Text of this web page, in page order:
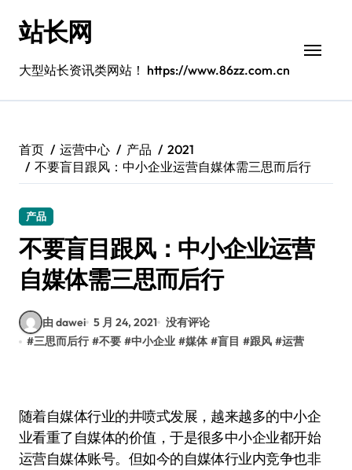
站长网
大型站长资讯类网站！ https://www.86zz.com.cn
首页 运营中心 产品
2021
不要盲目跟风：中小企业运营自媒体需三思而后行
产品
不要盲目跟风：中小企业运营
自媒体需三思而后行
由 dawei 5 月 24, 2021 没有评论
#三思而后行 #不要 #中小企业 #媒体 #盲目 #跟风 #运营
随着自媒体行业的井喷式发展，越来越多的中小企
业看重了自媒体的价值，于是很多中小企业都开始
运营自媒体账号。但如今的自媒体行业内竞争也非